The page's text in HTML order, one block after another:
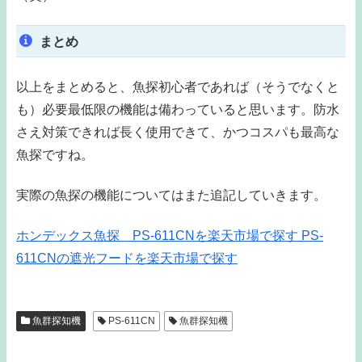
まとめ
以上をまとめると、魚探初心者であれば（そうでなくと
も）必要最低限の機能は備わっていると思います。防水
さえ対策できれば長く使用できて、かつコスパも最高な
魚探ですね。
実際の魚探の機能についてはまた追記していきます。
ホンデックス魚探 PS-611CNを楽天市場で探す PS-
611CNの遮光フードを楽天市場で探す
魚群探知機 PS-611CN 魚群探知機